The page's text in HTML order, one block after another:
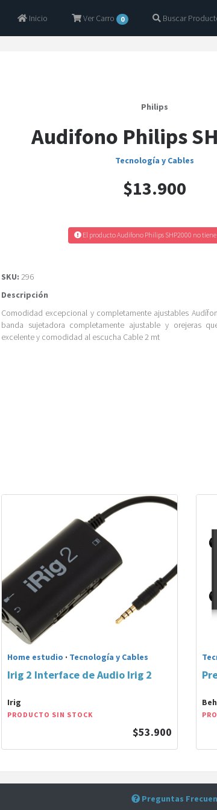
Inicio Ver Carro 0 Buscar
Philips
Audifono Philips
Tecnología y Cables
$13.900
El producto Audifono Philips SHP2000 no
SKU: 296
Descripción
Comodidad excepcional y completamente ajustables
banda sujetadora completamente ajustable y orejeras
excelente y comodidad al escucha Cable 2 mt
Home estudio · Tecnología y Cables
Irig 2 Interface de Audio Irig 2
Irig
PRODUCTO SIN STOCK
$53.900
Preguntas